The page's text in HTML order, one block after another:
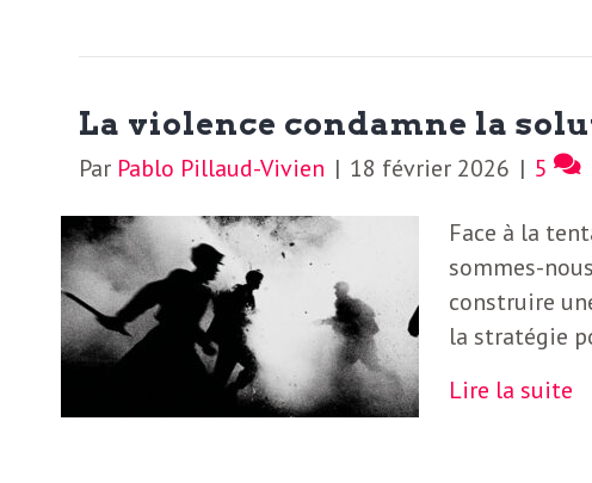
M
i
d
i
n
n
n
e
r
à
l
N
La violence condamne la
Par Pablo Pillaud-Vivien | 18 février 2026 | 5
Face à la
sommes-
construire
la stratégie
Lire la suite